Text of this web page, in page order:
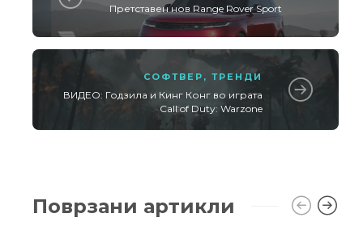
Претставен нов Range Rover Sport
СОФТВЕР , ТРЕНДИ
ВИДЕО: Годзила и Кинг Конг во играта
Call of Duty: Warzone
Поврзани артикли